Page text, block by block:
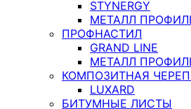
STYNERGY
МЕТАЛЛ
ПРОФНАСТИЛ
GRAND LINE
МЕТАЛЛ
КОМПОЗИТНАЯ
LUXARD
БИТУМНЫЕ ЛИСТЫ